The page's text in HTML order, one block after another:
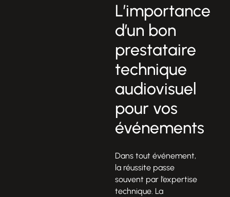
L’importance
d’un bon
prestataire
technique
audiovisuel
pour vos
événements
Dans tout événement,
la réussite passe
souvent par l’expertise
technique. La